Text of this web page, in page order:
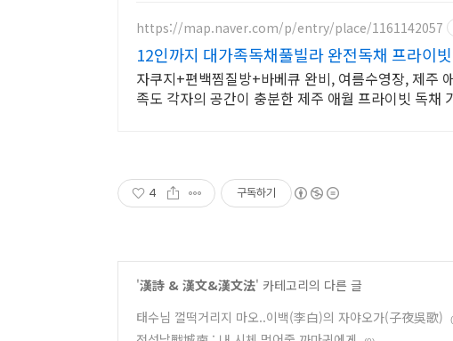
https://map.naver.com/p/entry/place/1161142057
12인까지 대가족독채풀빌라 완전독채 프라이
자쿠지+편백찜질방+바베큐 완비, 여름수영장, 제주
족도 각자의 공간이 충분한 제주 애월 프라이빗 독채
4 구독하기
'漢詩 & 漢文&漢文法' 카테고리의 다른 글
태수님 껄떡거리지 마오..이백(李白)의 자야오가(子夜吳歌)